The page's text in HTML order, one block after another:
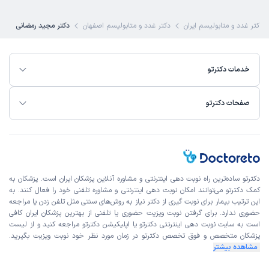
این پزشک را پیشنهاد میکنم
عالی
این پزشک را پیشنهاد میکنم
زمان انتظار:0-15 دقیقه
منشی بسیار عالی و همچنین دکترعزیز عالی
علت مراجعه: درمان اختلالات تیروئید (کم‌کاری، پرکاری، ندول‌ها)
دکتر غدد و متابولیسم ایران دکتر غدد و متابولیسم اصفهان دکتر مجید رمضانی
خدمات دکترتو
صفحات دکترتو
دکترتو ساده‌ترین راه نوبت‌ دهی اینترنتی و مشاوره آنلاین پزشکان ایران است. پزشکان به
کمک دکترتو می‌توانند امکان نوبت دهی اینترنتی و مشاوره تلفنی خود را فعال کنند. به
این ترتیب بیمار برای نوبت گیری از دکتر نیاز به روش‌های سنتی مثل تلفن زدن یا مراجعه
حضوری ندارد. برای گرفتن نوبت ویزیت حضوری یا تلفنی از بهترین پزشکان ایران کافی
است به سایت نوبت دهی اینترنتی دکترتو یا اپلیکیشن دکترتو مراجعه کنید و از لیست
پزشکان متخصص و فوق تخصص دکترتو در زمان مورد نظر خود نوبت ویزیت بگیرید.
مشاهده بیشتر